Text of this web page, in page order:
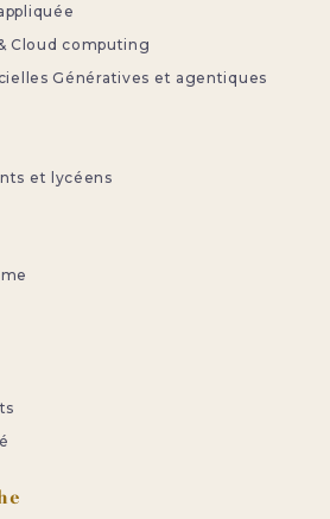
Cloud computing
Génératives et agentiques
et lycéens